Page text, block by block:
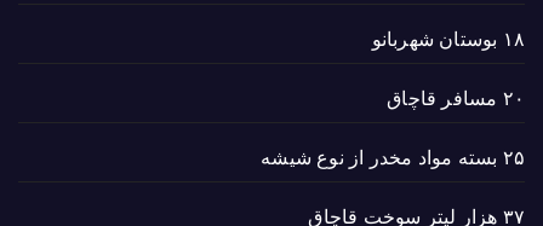
۱۸ بوستان شهربانو
۲۰ مسافر قاچاق
۲۵ بسته مواد مخدر از نوع شیشه
۳۷ هزار لیتر سوخت قاچاق